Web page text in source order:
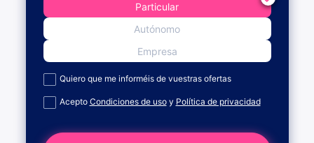
Particular
Autónomo
Empresa
Quiero que me informéis de vuestras ofertas
Acepto Condiciones de usoy Política de privacidad